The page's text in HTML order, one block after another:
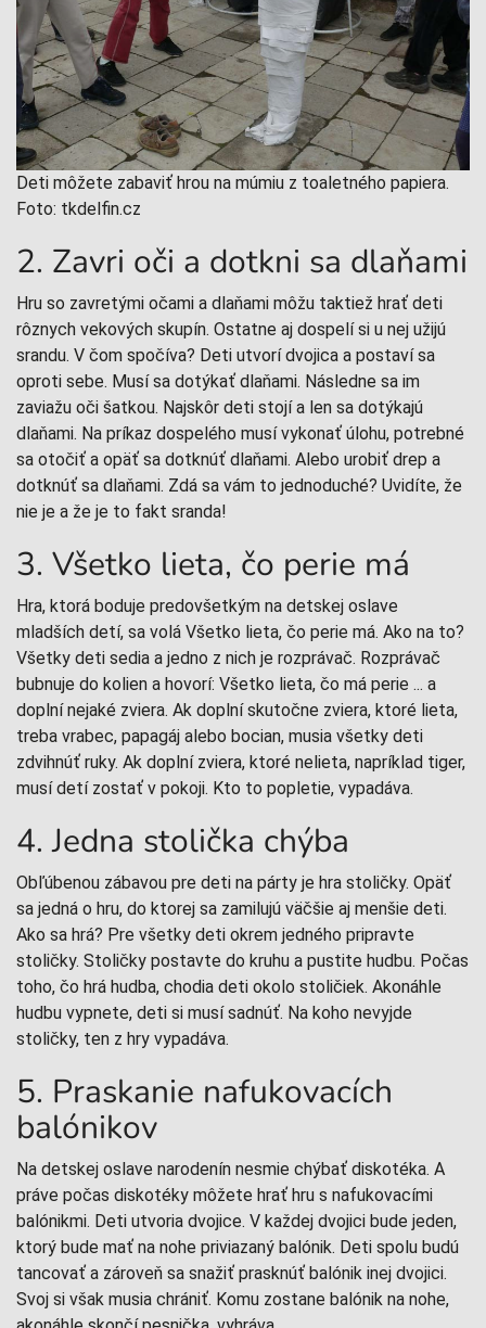
Deti môžete zabaviť hrou na múmiu z toaletného papiera.
Foto: tkdelfin.cz
2. Zavri oči a dotkni sa dlaňami
Hru so zavretými očami a dlaňami môžu taktiež hrať deti
rôznych vekových skupín. Ostatne aj dospelí si u nej užijú
srandu. V čom spočíva? Deti utvorí dvojica a postaví sa
oproti sebe. Musí sa dotýkať dlaňami. Následne sa im
zaviažu oči šatkou. Najskôr deti stojí a len sa dotýkajú
dlaňami. Na príkaz dospelého musí vykonať úlohu, potrebné
sa otočiť a opäť sa dotknúť dlaňami. Alebo urobiť drep a
dotknúť sa dlaňami. Zdá sa vám to jednoduché? Uvidíte, že
nie je a že je to fakt sranda!
3. Všetko lieta, čo perie má
Hra, ktorá boduje predovšetkým na detskej oslave
mladších detí, sa volá Všetko lieta, čo perie má. Ako na to?
Všetky deti sedia a jedno z nich je rozprávač. Rozprávač
bubnuje do kolien a hovorí: Všetko lieta, čo má perie ... a
doplní nejaké zviera. Ak doplní skutočne zviera, ktoré lieta,
treba vrabec, papagáj alebo bocian, musia všetky deti
zdvihnúť ruky. Ak doplní zviera, ktoré nelieta, napríklad tiger,
musí detí zostať v pokoji. Kto to popletie, vypadáva.
4. Jedna stolička chýba
Obľúbenou zábavou pre deti na párty je hra stoličky. Opäť
sa jedná o hru, do ktorej sa zamilujú väčšie aj menšie deti.
Ako sa hrá? Pre všetky deti okrem jedného pripravte
stoličky. Stoličky postavte do kruhu a pustite hudbu. Počas
toho, čo hrá hudba, chodia deti okolo stoličiek. Akonáhle
hudbu vypnete, deti si musí sadnúť. Na koho nevyjde
stoličky, ten z hry vypadáva.
5. Praskanie nafukovacích
balónikov
Na detskej oslave narodenín nesmie chýbať diskotéka. A
práve počas diskotéky môžete hrať hru s nafukovacími
balónikmi. Deti utvoria dvojice. V každej dvojici bude jeden,
ktorý bude mať na nohe priviazaný balónik. Deti spolu budú
tancovať a zároveň sa snažiť prasknúť balónik inej dvojici.
Svoj si však musia chrániť. Komu zostane balónik na nohe,